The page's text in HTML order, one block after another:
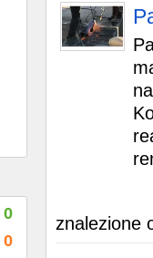
0
0
znalezione